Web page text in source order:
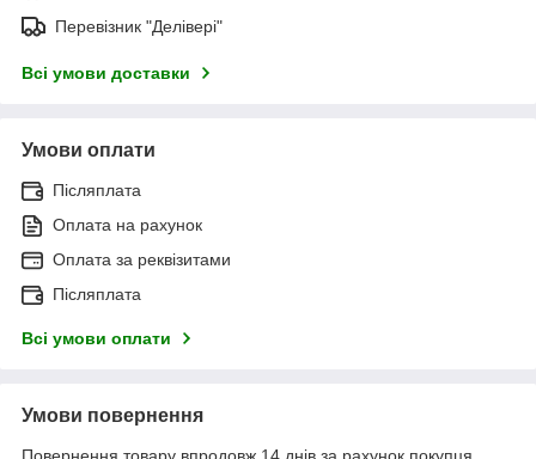
Перевізник "Делівері"
Всі умови доставки
Умови оплати
Післяплата
Оплата на рахунок
Оплата за реквізитами
Післяплата
Всі умови оплати
Умови повернення
Повернення товару впродовж 14 днів за рахунок покупця